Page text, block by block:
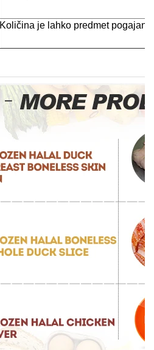
Količina je lahko predmet pogajanj